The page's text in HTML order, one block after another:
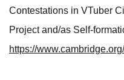
Contestations in VTuber
Project and/as Self-